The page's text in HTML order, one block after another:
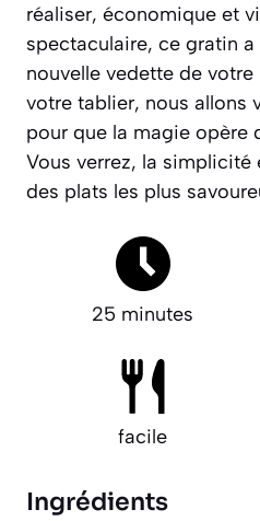
réaliser, économique et
spectaculaire, ce gratin
nouvelle vedette de votre
votre tablier, nous allons
pour que la magie opère
Vous verrez, la simplicité
des plats les plus
25 minutes
facile
Ingrédients